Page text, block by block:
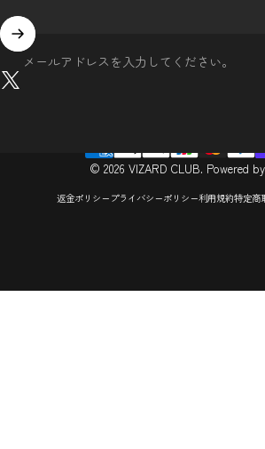
メールアドレスを入力してください。
© 2026 VIZARD CLUB. Powered
返金ポリシー プライバシーポリシー利用規約特定商